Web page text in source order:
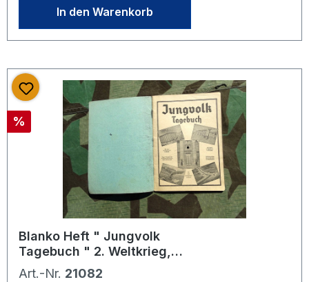
Foto steht stellvertretend für unseren
gleichen Zustands. Mehrere bei
bei Lieferung zu Abweichungen zum
Foto kommen.Preis bezieht sich auf
ein Stück
In den Warenkorb
Rabatt
%
Blanko Heft " Jungvolk
Tagebuch " 2. Weltkrieg,
unausgefüllt
Art.-Nr. 21082